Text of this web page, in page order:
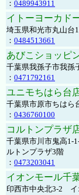
： 0489943911
イトーヨーカド
埼玉県和光市丸山台
： 0484513661
あびこショッピ
千葉県我孫子市我
： 0471792161
ユニモちはら台
千葉県市原市ちはら
： 0436760100
コルトンプラザ
千葉県市川市鬼高
ルトンプラザ3階
： 0473203041
イオンモール千
印西市中央北3-2 イ